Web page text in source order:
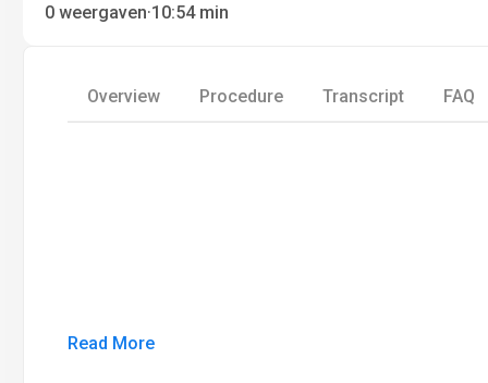
0 weergaven·10:54 min
Overview Procedure Transcript FAQ
Read More